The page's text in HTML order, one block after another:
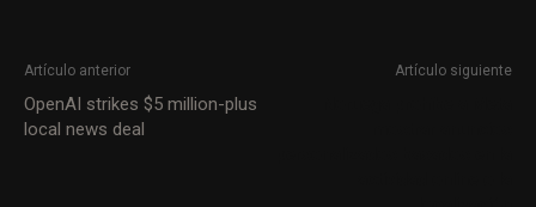
Artículo anterior
OpenAI strikes $5 million-plus
local news deal
Artículo siguiente